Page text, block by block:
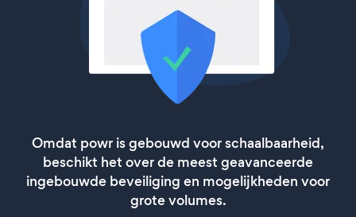
Omdat powr is gebouwd voor schaalbaarheid,
beschikt het over de meest geavanceerde
ingebouwde beveiliging en mogelijkheden voor
grote volumes.